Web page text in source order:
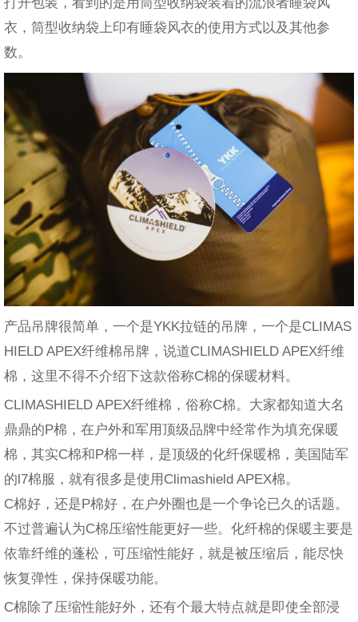
衣，筒型收纳袋上印有睡袋风衣的使用方式以及其他参
数。
产品吊牌很简单，一个是YKK拉链的吊牌，一个是CLIMAS
HIELD APEX纤维棉吊牌，说道CLIMASHIELD APEX纤维
棉，这里不得不介绍下这款俗称C棉的保暖材料。
CLIMASHIELD APEX纤维棉，俗称C棉。大家都知道大名
鼎鼎的P棉，在户外和军用顶级品牌中经常作为填充保暖
棉，其实C棉和P棉一样，是顶级的化纤保暖棉，美国陆军
的l7棉服，就有很多是使用Climashield APEX棉。
C棉好，还是P棉好，在户外圈也是一个争论已久的话题。
不过普遍认为C棉压缩性能更好一些。化纤棉的保暖主要是
依靠纤维的蓬松，可压缩性能好，就是被压缩后，能尽快
恢复弹性，保持保暖功能。
C棉除了压缩性能好外，还有个最大特点就是即使全部浸